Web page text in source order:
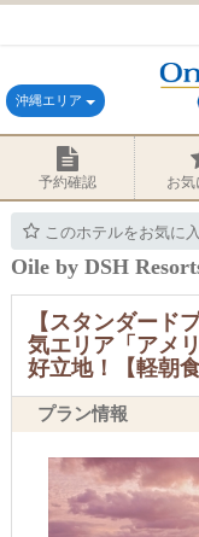
沖縄エリア
予約確認 お気
このホテルをお気に
Oile by DSH
【スタンダード
気エリア「アメ
好立地！【軽朝食
プラン情報